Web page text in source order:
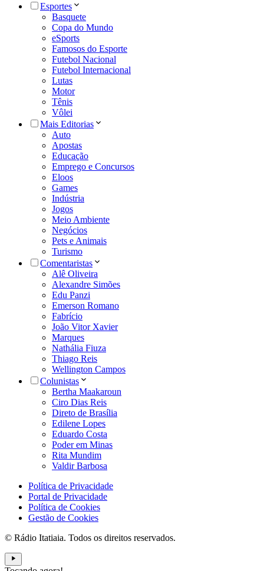
Esportes
Basquete
Copa do Mundo
eSports
Famosos do Esporte
Futebol Nacional
Futebol Internacional
Lutas
Motor
Tênis
Vôlei
Mais Editorias
Auto
Apostas
Educação
Emprego e Concursos
Eloos
Games
Indústria
Jogos
Meio Ambiente
Negócios
Pets e Animais
Turismo
Comentaristas
Alê Oliveira
Alexandre Simões
Edu Panzi
Emerson Romano
Fabrício
João Vitor Xavier
Marques
Nathália Fiuza
Thiago Reis
Wellington Campos
Colunistas
Bertha Maakaroun
Ciro Dias Reis
Direto de Brasília
Edilene Lopes
Eduardo Costa
Poder em Minas
Rita Mundim
Valdir Barbosa
Política de Privacidade
Portal de Privacidade
Política de Cookies
Gestão de Cookies
© Rádio Itatiaia. Todos os direitos reservados.